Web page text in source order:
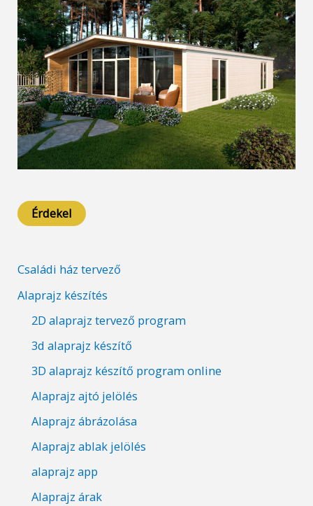
Érdekel
Családi ház tervező
Alaprajz készítés
2D alaprajz tervező program
3d alaprajz készítő
3D alaprajz készítő program online
Alaprajz ajtó jelölés
Alaprajz ábrázolása
Alaprajz ablak jelölés
alaprajz app
Alaprajz árak